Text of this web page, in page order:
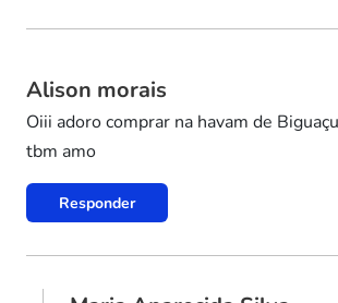
Alison morais
Oiii adoro comprar na havam de
tbm amo
Responder